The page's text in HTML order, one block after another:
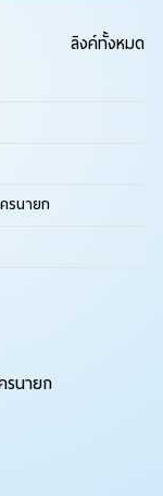
ลิงค์ทั้งหมด
รนายก
รนายก